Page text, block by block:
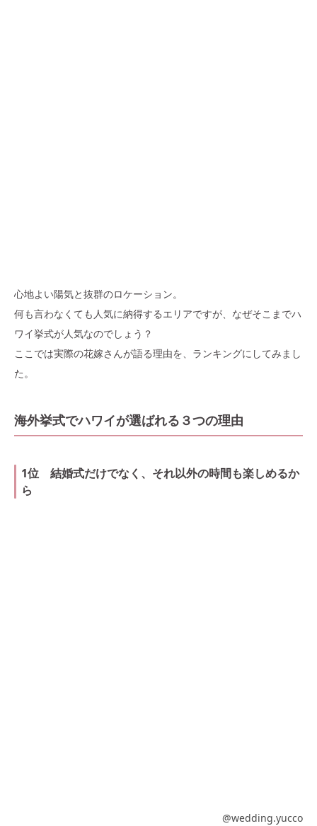
心地よい陽気と抜群のロケーション。
何も言わなくても人気に納得するエリアですが、なぜそこまでハ
ワイ挙式が人気なのでしょう？
ここでは実際の花嫁さんが語る理由を、ランキングにしてみまし
た。
海外挙式でハワイが選ばれる３つの理由
1位 結婚式だけでなく、それ以外の時間も楽しめるか
ら
@wedding.yucco